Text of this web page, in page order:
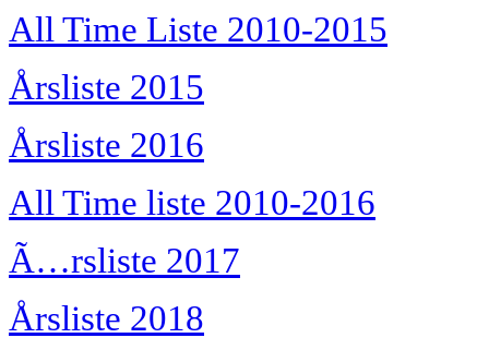
All Time Liste 2010-2015
Årsliste 2015
Årsliste 2016
All Time liste 2010-2016
Ã…rsliste 2017
Årsliste 2018